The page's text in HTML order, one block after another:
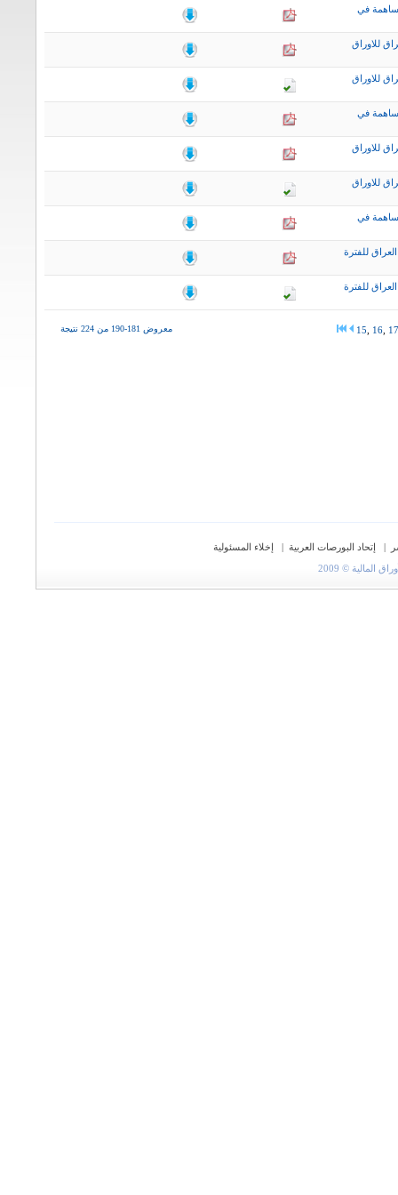
في
للاوراق
للاوراق
في
للاوراق
للاوراق
في
للفترة
للفترة
معروض 181-190 من 224 نتيجة 15 16 17
| إتحاد البورصات العربية |
إخلاء المسئولية
© 2009